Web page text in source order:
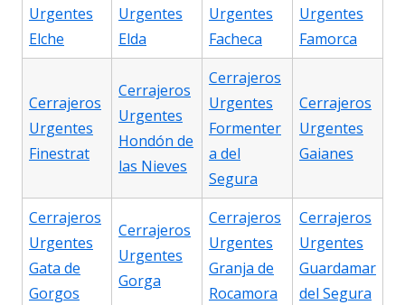
Urgentes
Elche
Urgentes
Elda
Urgentes
Facheca
Urgentes
Famorca
Cerrajeros
Urgentes
Finestrat
Cerrajeros
Urgentes
Hondón de
las Nieves
Cerrajeros
Urgentes
Formenter
a del
Segura
Cerrajeros
Urgentes
Gaianes
Cerrajeros
Urgentes
Gata de
Gorgos
Cerrajeros
Urgentes
Gorga
Cerrajeros
Urgentes
Granja de
Rocamora
Cerrajeros
Urgentes
Guardamar
del Segura